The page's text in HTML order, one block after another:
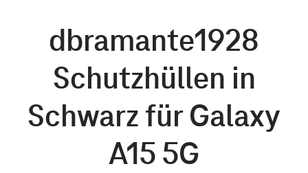
dbramante1928
Schutzhüllen in
Schwarz für Galaxy
A15 5G